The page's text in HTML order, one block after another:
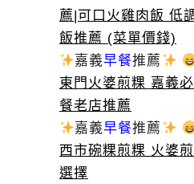
薦|可口火雞肉飯 低
飯推薦 (菜單價錢)
嘉義早餐推薦
東門火婆煎粿 嘉義
餐老店推薦
嘉義早餐推薦
西市碗粿煎粿 火婆
選擇